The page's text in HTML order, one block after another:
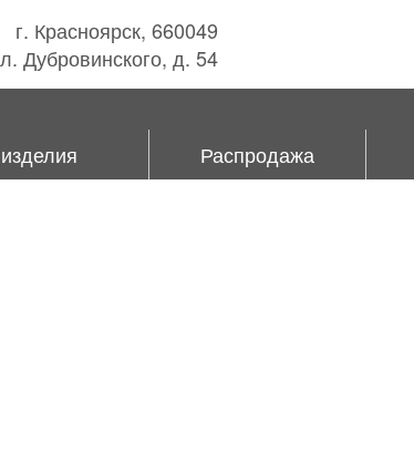
г. Красноярск, 660049
Дубровинского, д. 54
Распродажа